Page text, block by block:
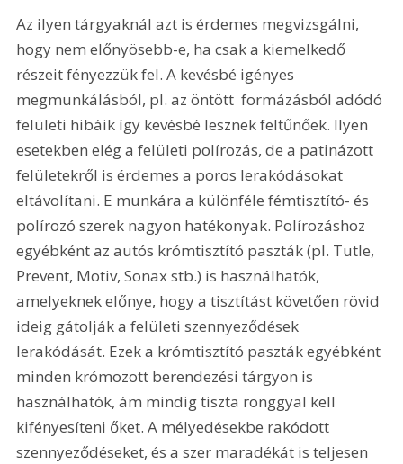
Az ilyen tárgyaknál azt is érdemes megvizsgálni,
hogy nem előnyösebb-e, ha csak a kiemelkedő
részeit fényezzük fel. A kevésbé igényes
megmunkálásból, pl. az öntött  formázásból adódó
felületi hibáik így kevésbé lesznek feltűnőek. Ilyen
esetekben elég a felületi polírozás, de a patinázott
felületekről is érdemes a poros lerakódásokat
eltávolítani. E munkára a különféle fémtisztító- és
polírozó szerek nagyon hatékonyak. Polírozáshoz
egyébként az autós krómtisztító paszták (pl. Tutle,
Prevent, Motiv, Sonax stb.) is használhatók,
amelyeknek előnye, hogy a tisztítást követően rövid
ideig gátolják a felületi szennyeződések
lerakódását. Ezek a krómtisztító paszták egyébként
minden krómozott berendezési tárgyon is
használhatók, ám mindig tiszta ronggyal kell
kifényesíteni őket. A mélyedésekbe rakódott
szennyeződéseket, és a szer maradékát is teljesen